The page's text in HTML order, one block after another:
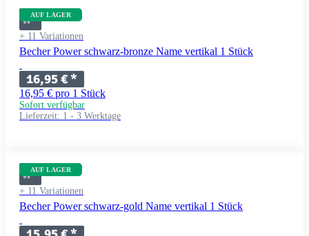
AUF LAGER
+ 11 Variationen
Becher Power schwarz-bronze Name vertikal 1 Stück
16,95 €*
16,95 € pro 1 Stück
Sofort verfügbar
Lieferzeit: 1 - 3 Werktage
AUF LAGER
+ 11 Variationen
Becher Power schwarz-gold Name vertikal 1 Stück